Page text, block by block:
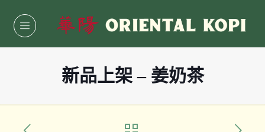
新品上架 – 姜奶茶